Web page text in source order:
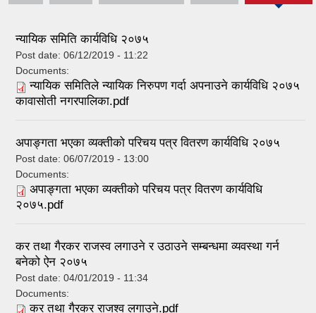
न्यायिक समिति कार्यविधि २०७५
Post date: 06/12/2019 - 11:22
Documents:
न्यायिक समितिले न्यायिक निरुपण गर्दा अपनाउने कार्यविधि २०७५
कावासोती नगरपालिका.pdf
अपाङ्गता भएका व्यक्तीको परिचय पत्र वितरण कार्यविधि २०७५
Post date: 06/07/2019 - 13:00
Documents:
अपाङ्गता भएका व्यक्तीको परिचय पत्र वितरण कार्यविधि
२०७५.pdf
कर तथा गैरकर राजस्व लगाउने र उठाउने सम्बन्धमा व्यवस्था गर्न
बनेको ऐन २०७५
Post date: 04/01/2019 - 11:34
Documents:
कर तथा गैरकर राजश्व लगाउने.pdf